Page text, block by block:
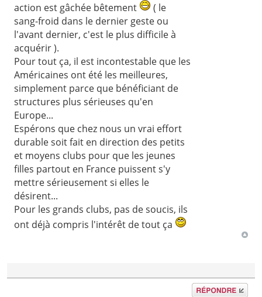
action est gâchée bêtement
( le
sang-froid dans le dernier geste ou
l'avant dernier, c'est le plus difficile à
acquérir ).
Pour tout ça, il est incontestable que les
Américaines ont été les meilleures,
simplement parce que bénéficiant de
structures plus sérieuses qu'en
Europe...
Espérons que chez nous un vrai effort
durable soit fait en direction des petits
et moyens clubs pour que les jeunes
filles partout en France puissent s'y
mettre sérieusement si elles le
désirent...
Pour les grands clubs, pas de soucis, ils
ont déjà compris l'intérêt de tout ça
Répondre